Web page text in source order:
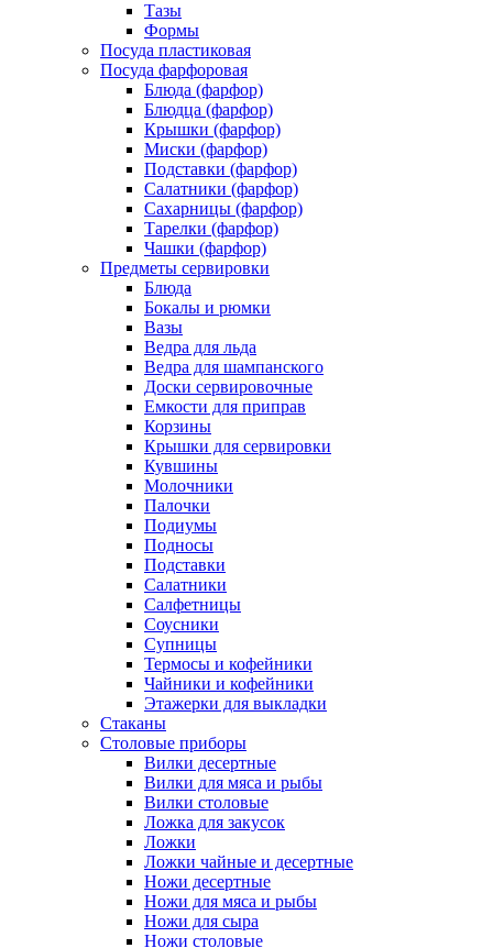
Тазы
Формы
Посуда пластиковая
Посуда фарфоровая
Блюда (фарфор)
Блюдца (фарфор)
Крышки (фарфор)
Миски (фарфор)
Подставки (фарфор)
Салатники (фарфор)
Сахарницы (фарфор)
Тарелки (фарфор)
Чашки (фарфор)
Предметы сервировки
Блюда
Бокалы и рюмки
Вазы
Ведра для льда
Ведра для шампанского
Доски сервировочные
Емкости для приправ
Корзины
Крышки для сервировки
Кувшины
Молочники
Палочки
Подиумы
Подносы
Подставки
Салатники
Салфетницы
Соусники
Супницы
Термосы и кофейники
Чайники и кофейники
Этажерки для выкладки
Стаканы
Столовые приборы
Вилки десертные
Вилки для мяса и рыбы
Вилки столовые
Ложка для закусок
Ложки
Ложки чайные и десертные
Ножи десертные
Ножи для мяса и рыбы
Ножи для сыра
Ножи столовые